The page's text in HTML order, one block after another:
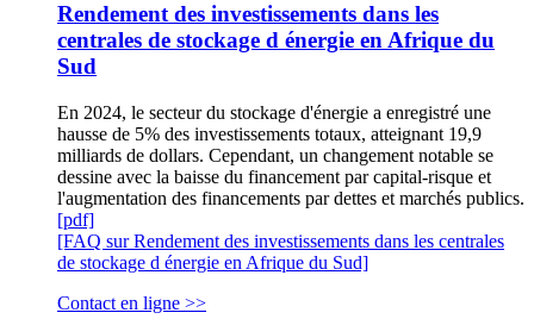
Rendement des investissements dans les
centrales de stockage d énergie en Afrique du
Sud
En 2024, le secteur du stockage d'énergie a enregistré une
hausse de 5% des investissements totaux, atteignant 19,9
milliards de dollars. Cependant, un changement notable se
dessine avec la baisse du financement par capital-risque et
l'augmentation des financements par dettes et marchés publics.
[pdf]
[FAQ sur Rendement des investissements dans les centrales
de stockage d énergie en Afrique du Sud]
Contact en ligne >>